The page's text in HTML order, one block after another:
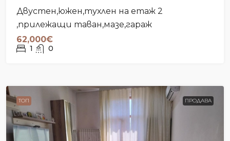
Двустен,южен,тухлен на етаж 2
,прилежащи таван,мазе,гараж
62,000€
1 0
ТОП ПРОДАВА